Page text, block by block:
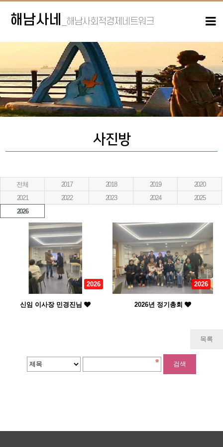
해남사네 _해남사회적경제네트워크
사진방
전체 2017 2018 2019
2020
2021
2022 2023 2024
2025
2026
2026
신임 이사장 민경진님
2026
2026년 정기총회
목록